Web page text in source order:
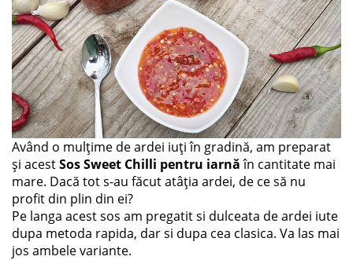
Având o mulțime de ardei iuți în gradină, am preparat
și acestSos Sweet Chilli pentru iarnăîn cantitate mai
mare. Dacă tot s-au făcut atâția ardei, de ce să nu
profit din plin din ei?
Pe langa acest sos am pregatit si dulceata de ardei iute
dupa metoda rapida, dar si dupa cea clasica. Va las mai
jos ambele variante.